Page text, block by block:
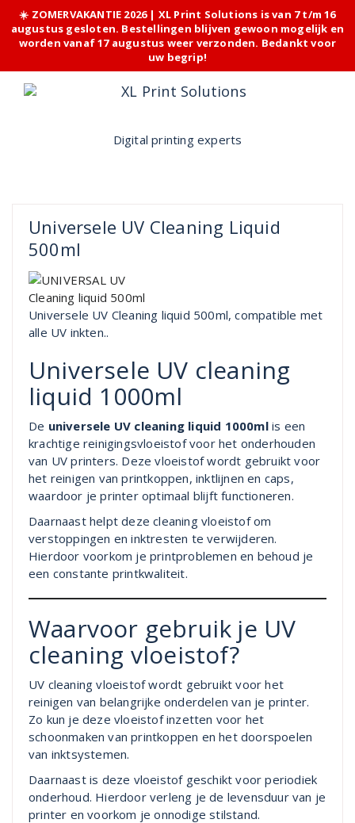
☀️ ZOMERVAKANTIE 2026 | XL Print Solutions is van 7 t/m 16
augustus gesloten. Bestellingen blijven gewoon mogelijk en
worden vanaf 17 augustus weer verzonden. Bedankt voor
uw begrip!
Digital printing experts
Universele UV Cleaning Liquid
500ml
Universele UV Cleaning liquid 500ml, compatible met
alle UV inkten..
Universele UV cleaning
liquid 1000ml
De universele UV cleaning liquid 1000mlis een
krachtige reinigingsvloeistof voor het onderhouden
van UV printers. Deze vloeistof wordt gebruikt voor
het reinigen van printkoppen, inktlijnen en caps,
waardoor je printer optimaal blijft functioneren.
Daarnaast helpt deze cleaning vloeistof om
verstoppingen en inktresten te verwijderen.
Hierdoor voorkom je printproblemen en behoud je
een constante printkwaliteit.
Waarvoor gebruik je UV
cleaning vloeistof?
UV cleaning vloeistof wordt gebruikt voor het
reinigen van belangrijke onderdelen van je printer.
Zo kun je deze vloeistof inzetten voor het
schoonmaken van printkoppen en het doorspoelen
van inktsystemen.
Daarnaast is deze vloeistof geschikt voor periodiek
onderhoud. Hierdoor verleng je de levensduur van je
printer en voorkom je onnodige stilstand.